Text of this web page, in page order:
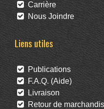
Carrière
Nous Joindre
Liens utiles
Publications
F.A.Q. (Aide)
Livraison
Retour de